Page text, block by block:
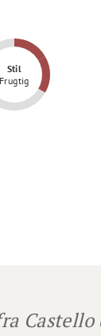
Stil
Frugtig